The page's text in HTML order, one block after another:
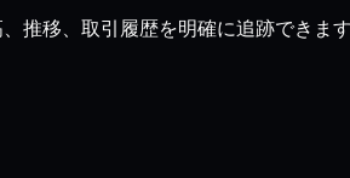
推移、取引履歴を明確に追跡でき